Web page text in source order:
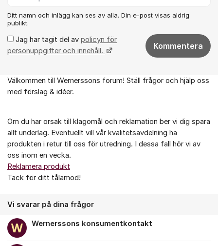
Ditt namn och inlägg kan ses av alla. Din e-post visas aldrig
publikt.
Jag har tagit del av policyn för
personuppgifter och innehåll.
Kommentera
Om forumet
Välkommen till Wernerssons forum! Ställ frågor och hjälp oss
med förslag & idéer.
Om du har orsak till klagomål och reklamation ber vi dig spara
allt underlag. Eventuellt vill vår kvalitetsavdelning ha
produkten i retur till oss för utredning. I dessa fall hör vi av
oss inom en vecka.
Reklamera produkt
Tack för ditt tålamod!
Vi svarar på dina frågor
Wernerssons konsumentkontakt